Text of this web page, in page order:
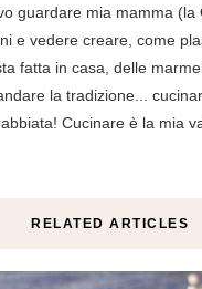
guardare mia mamma
e vedere creare, come
fatta in casa, delle
la tradizione...
Cucinare è la mia
RELATED ARTICLES